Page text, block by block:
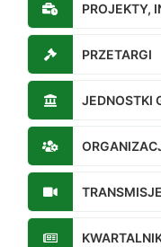
PROJEKTY,
PRZETARGI
JEDNOSTKI